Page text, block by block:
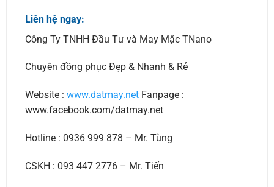
Liên hệ ngay:
Công Ty TNHH Đầu Tư và May Mặc TNano
Chuyên đồng phục Đẹp & Nhanh & Rẻ
Website : www.datmay.netFanpage :
www.facebook.com/datmay.net
Hotline : 0936 999 878 – Mr. Tùng
CSKH : 093 447 2776 – Mr. Tiến